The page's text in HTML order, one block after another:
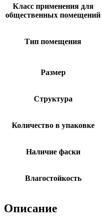
Класс применения для
общественных помещений
Тип помещения
Размер
Структура
Количество в упаковке
Наличие фаски
Влагостойкость
Описание